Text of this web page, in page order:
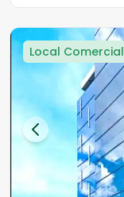
Local Comercial